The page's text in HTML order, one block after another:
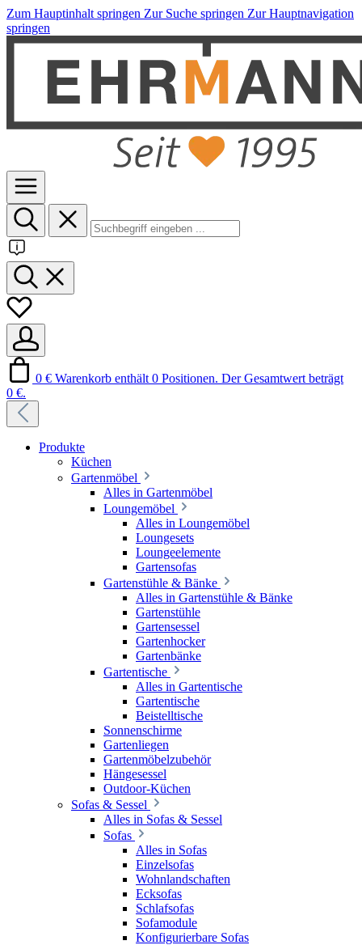
Zum Hauptinhalt springen Zur Suche springen Zur Hauptnavigation
springen
0 € Warenkorb enthält 0 Positionen. Der Gesamtwert beträgt
0 €.
Produkte
Küchen
Gartenmöbel
Alles in Gartenmöbel
Loungemöbel
Alles in Loungemöbel
Loungesets
Loungeelemente
Gartensofas
Gartenstühle & Bänke
Alles in Gartenstühle & Bänke
Gartenstühle
Gartensessel
Gartenhocker
Gartenbänke
Gartentische
Alles in Gartentische
Gartentische
Beistelltische
Sonnenschirme
Gartenliegen
Gartenmöbelzubehör
Hängesessel
Outdoor-Küchen
Sofas & Sessel
Alles in Sofas & Sessel
Sofas
Alles in Sofas
Einzelsofas
Wohnlandschaften
Ecksofas
Schlafsofas
Sofamodule
Konfigurierbare Sofas